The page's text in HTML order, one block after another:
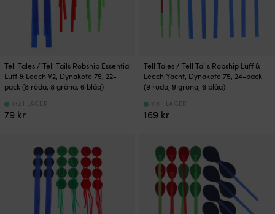
Tell Tales / Tell Tails Robship Essential
Luff & Leech V2, Dynakote 75, 22-
pack (8 röda, 8 gröna, 6 blåa)
79 kr
142 I LAGER
Tell Tales / Tell Tails Robship Luff &
Leech Yacht, Dynakote 75, 24-pack
(9 röda, 9 gröna, 6 blåa)
169 kr
118 I LAGER